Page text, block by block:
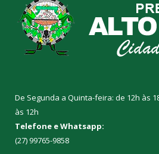
De Segunda a Quinta-feira: de 12h às
às 12h
Telefone e Whatsapp:
(27) 99765-9858